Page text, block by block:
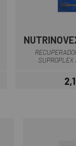
SUPROPLEX